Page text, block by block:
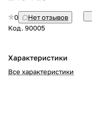
0
Нет отзывов
Код. 90005
Характеристики
Все характеристики
Добавляйте
в корзину
Оплачивайте
% картой